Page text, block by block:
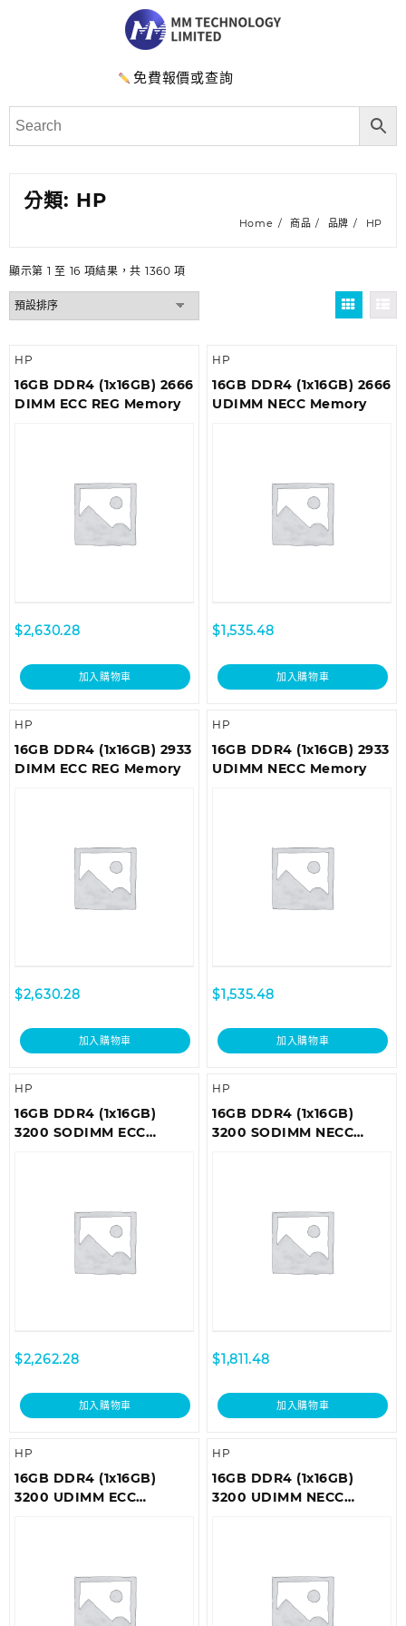
免費報價或查詢
分類: HP
Home 商品 品牌 HP
顯示第 1 至 16 項結果，共 1360 項
HP
16GB DDR4 (1x16GB) 2666
DIMM ECC REG Memory
$2,630.28
加入購物車
HP
16GB DDR4 (1x16GB) 2666
UDIMM NECC Memory
$1,535.48
加入購物車
HP
16GB DDR4 (1x16GB) 2933
DIMM ECC REG Memory
$2,630.28
加入購物車
HP
16GB DDR4 (1x16GB) 2933
UDIMM NECC Memory
$1,535.48
加入購物車
HP
16GB DDR4 (1x16GB)
3200 SODIMM ECC
$2,262.28
加入購物車
HP
16GB DDR4 (1x16GB)
3200 SODIMM NECC
$1,811.48
加入購物車
HP
16GB DDR4 (1x16GB)
3200 UDIMM ECC
HP
16GB DDR4 (1x16GB)
3200 UDIMM NECC